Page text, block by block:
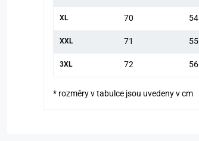
XL 70 54
XXL 71 55
3XL 72 56
* rozměry v tabulce jsou uvedeny v cm